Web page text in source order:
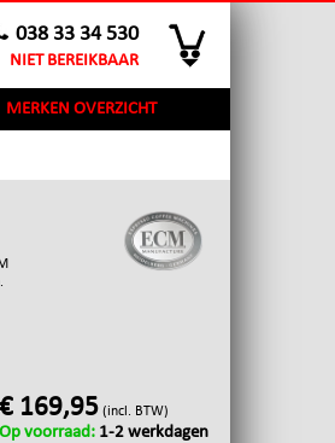
038 33 34 530
NIET BEREIKBAAR
MERKEN OVERZICHT
€ 169,95 (incl. BTW)
Op voorraad: 1-2 werkdagen